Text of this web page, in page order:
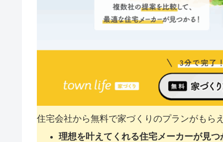
住宅会社から無料で家づくりのプランがもら
理想を叶えてくれる住宅メーカーが見つ